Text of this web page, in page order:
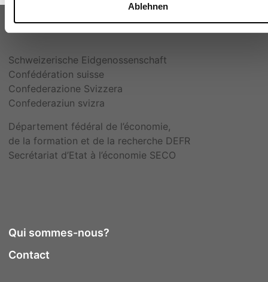
Ablehnen
Schweizerische Eidgenossenschaft
Confédération suisse
Confederazione Svizzera
Confederaziun svizra
Département fédéral de l’économie,
de la formation et de la recherche DEFR
Secrétariat d’Etat à l’économie SECO
Qui sommes-nous?
Contact